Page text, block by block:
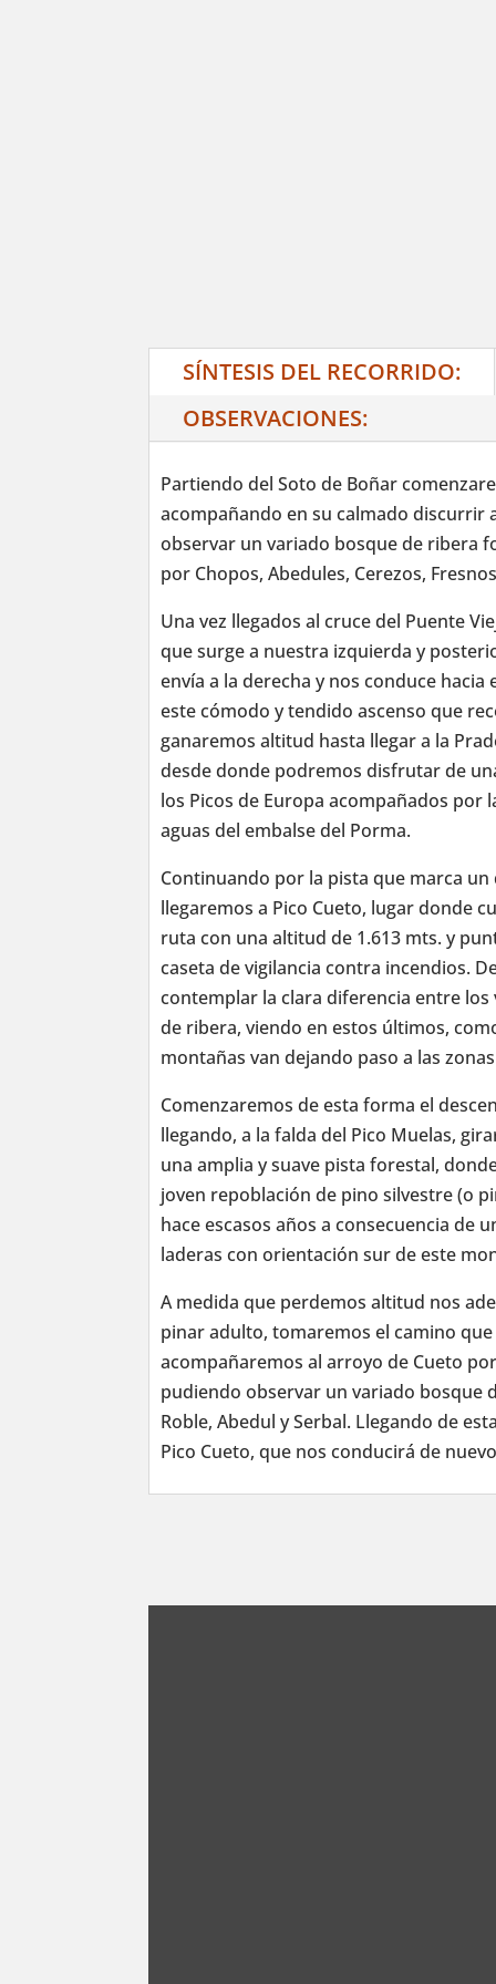
SÍNTESIS DEL RECORRIDO:
OBSERVACIONES:
Partiendo del Soto de Boñar
acompañando en su calmado discurrir
observar un variado bosque de ribera
por Chopos, Abedules, Cerezos,
Una vez llegados al cruce del Puente
que surge a nuestra izquierda y
envía a la derecha y nos conduce hacia
este cómodo y tendido ascenso que
ganaremos altitud hasta llegar a la
desde donde podremos disfrutar de
los Picos de Europa acompañados por
aguas del embalse del Porma.
Continuando por la pista que marca un
llegaremos a Pico Cueto, lugar donde
ruta con una altitud de 1.613 mts. y
caseta de vigilancia contra incendios.
contemplar la clara diferencia entre los
de ribera, viendo en estos últimos,
montañas van dejando paso a las
Comenzaremos de esta forma el
llegando, a la falda del Pico Muelas,
una amplia y suave pista forestal,
joven repoblación de pino silvestre (o
hace escasos años a consecuencia de
laderas con orientación sur de este
A medida que perdemos altitud nos
pinar adulto, tomaremos el camino
acompañaremos al arroyo de Cueto
pudiendo observar un variado bosque
Roble, Abedul y Serbal. Llegando de
Pico Cueto, que nos conducirá de